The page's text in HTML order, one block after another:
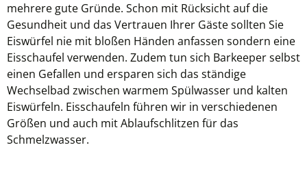
mehrere gute Gründe. Schon mit Rücksicht auf die
Gesundheit und das Vertrauen Ihrer Gäste sollten Sie
Eiswürfel nie mit bloßen Händen anfassen sondern eine
Eisschaufel verwenden. Zudem tun sich Barkeeper selbst
einen Gefallen und ersparen sich das ständige
Wechselbad zwischen warmem Spülwasser und kalten
Eiswürfeln. Eisschaufeln führen wir in verschiedenen
Größen und auch mit Ablaufschlitzen für das
Schmelzwasser.